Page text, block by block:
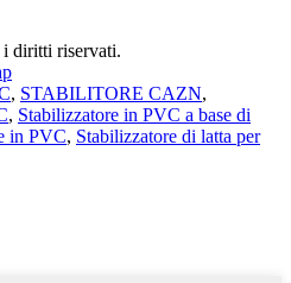
diritti riservati.
, STABILITORE CAZN,
, Stabilizzatore in PVC a base di
in PVC, Stabilizzatore di latta per